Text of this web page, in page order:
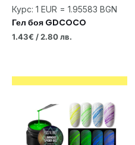
Курс: 1 EUR = 1.95583 BGN
Гел боя GDCOCO
1.43€ / 2.80 лв.